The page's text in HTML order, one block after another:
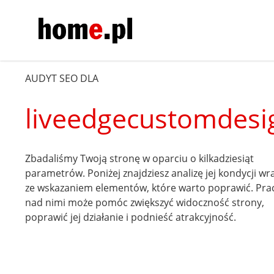
AUDYT SEO DLA
Zbadaliśmy Twoją stronę w oparciu o kilkadziesiąt
parametrów. Poniżej znajdziesz analizę jej kondycji
ze wskazaniem elementów, które warto poprawić.
nad nimi może pomóc zwiększyć widoczność strony,
poprawić jej działanie i podnieść atrakcyjność.